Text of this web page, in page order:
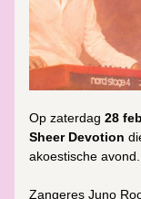
Op zaterdag 28
Sheer Devotion
akoestische avond.
Zangeres Juno